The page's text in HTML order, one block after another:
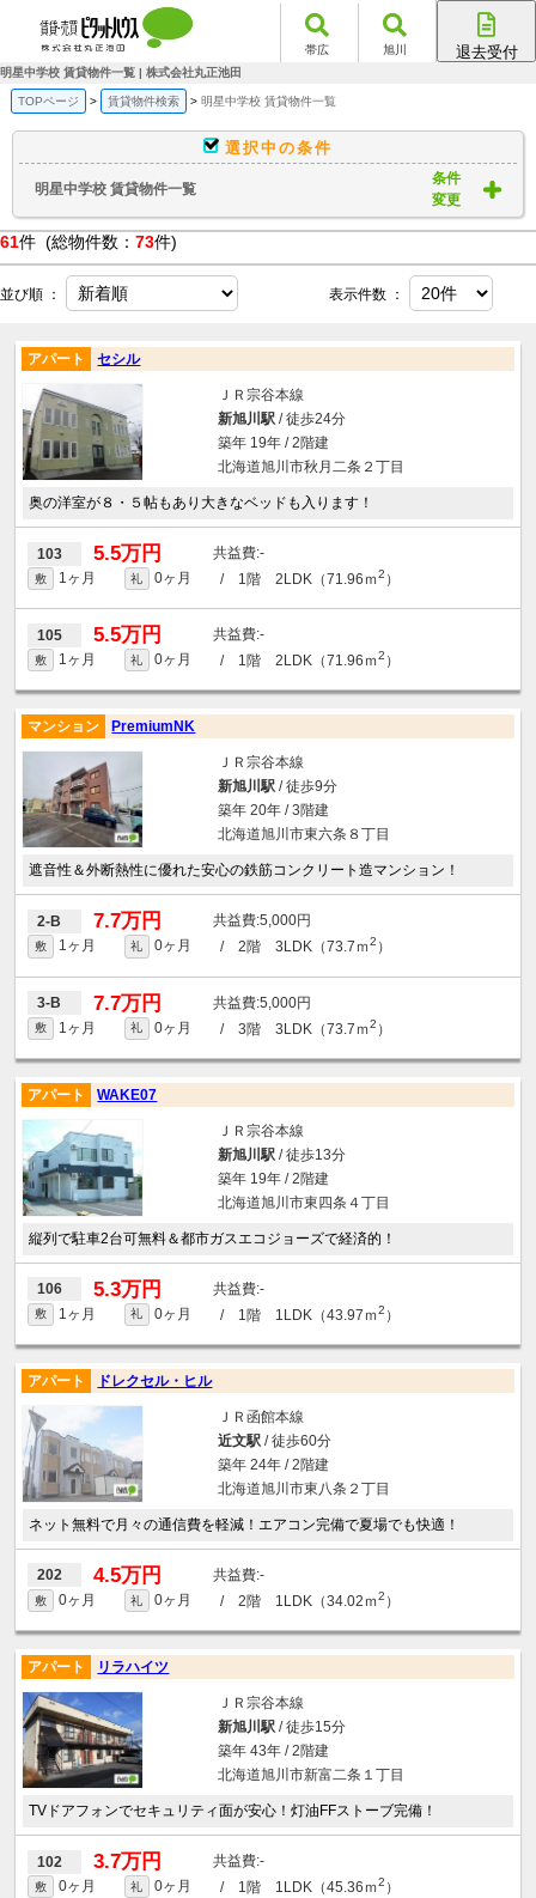
帯広 旭川 退去受付
明星中学校 賃貸物件一覧 | 株式会社丸正池田
TOPページ 賃貸物件検索 明星中学校 賃貸物件一覧
選択中の条件
明星中学校 賃貸物件一覧
条件
変更
61件 (総物件数： 73件)
並び順 ： 表示件数 ：
アパート セシル
ＪＲ宗谷本線
新旭川駅/ 徒歩24分
築年 19年 / 2階建
北海道旭川市秋月二条２丁目
奥の洋室が８・５帖もあり大きなベッドも入ります！
103 5.5万円 -
敷 1ヶ月 礼 0ヶ月 / 1階 2LDK（71.96ｍ2 ）
105 5.5万円 -
敷 1ヶ月 礼 0ヶ月 / 1階 2LDK（71.96ｍ2 ）
マンション PremiumNK
ＪＲ宗谷本線
新旭川駅/ 徒歩9分
築年 20年 / 3階建
北海道旭川市東六条８丁目
遮音性＆外断熱性に優れた安心の鉄筋コンクリート造マンション！
2-B 7.7万円 5,000円
敷 1ヶ月 礼 0ヶ月 / 2階 3LDK（73.7ｍ2 ）
3-B 7.7万円 5,000円
敷 1ヶ月 礼 0ヶ月 / 3階 3LDK（73.7ｍ2 ）
アパート WAKE07
ＪＲ宗谷本線
新旭川駅/ 徒歩13分
築年 19年 / 2階建
北海道旭川市東四条４丁目
縦列で駐車2台可無料＆都市ガスエコジョーズで経済的！
106 5.3万円 -
敷 1ヶ月 礼 0ヶ月 / 1階 1LDK（43.97ｍ2 ）
アパート ドレクセル・ヒル
ＪＲ函館本線
近文駅/ 徒歩60分
築年 24年 / 2階建
北海道旭川市東八条２丁目
ネット無料で月々の通信費を軽減！エアコン完備で夏場でも快適！
202 4.5万円 -
敷 0ヶ月 礼 0ヶ月 / 2階 1LDK（34.02ｍ2 ）
アパート リラハイツ
ＪＲ宗谷本線
新旭川駅/ 徒歩15分
築年 43年 / 2階建
北海道旭川市新富二条１丁目
TVドアフォンでセキュリティ面が安心！灯油FFストーブ完備！
102 3.7万円 -
敷 0ヶ月 礼 0ヶ月 / 1階 1LDK（45.36ｍ2 ）